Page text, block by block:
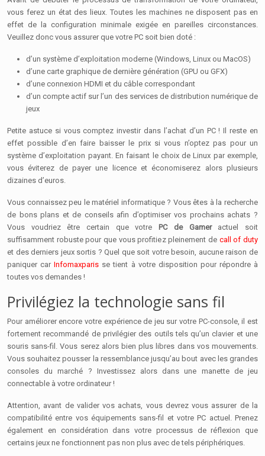
vous ferez un état des lieux. Toutes les machines ne disposent pas en
effet de la configuration minimale exigée en pareilles circonstances.
Veuillez donc vous assurer que votre PC soit bien doté :
d’un système d’exploitation moderne (Windows, Linux ou MacOS)
d’une carte graphique de dernière génération (GPU ou GFX)
d’une connexion HDMI et du câble correspondant
d’un compte actif sur l’un des services de distribution numérique de
jeux
Petite astuce si vous comptez investir dans l’achat d’un PC ! Il reste en
effet possible d’en faire baisser le prix si vous n’optez pas pour un
système d’exploitation payant. En faisant le choix de Linux par exemple,
vous éviterez de payer une licence et économiserez alors plusieurs
dizaines d’euros.
Vous connaissez peu le matériel informatique ? Vous êtes à la recherche
de bons plans et de conseils afin d’optimiser vos prochains achats ?
Vous voudriez être certain que votrePC de Gameractuel soit
suffisamment robuste pour que vous profitiez pleinement de call of duty
et des derniers jeux sortis ? Quel que soit votre besoin, aucune raison de
paniquer carInfomaxparis se tient à votre disposition pour répondre à
toutes vos demandes !
Privilégiez la technologie sans fil
Pour améliorer encore votre expérience de jeu sur votre PC-console, il est
fortement recommandé de privilégier des outils tels qu’un clavier et une
souris sans-fil. Vous serez alors bien plus libres dans vos mouvements.
Vous souhaitez pousser la ressemblance jusqu’au bout avec les grandes
consoles du marché ? Investissez alors dans une manette de jeu
connectable à votre ordinateur !
Attention, avant de valider vos achats, vous devrez vous assurer de la
compatibilité entre vos équipements sans-fil et votre PC actuel. Prenez
également en considération dans votre processus de réflexion que
certains jeux ne fonctionnent pas non plus avec de tels périphériques.